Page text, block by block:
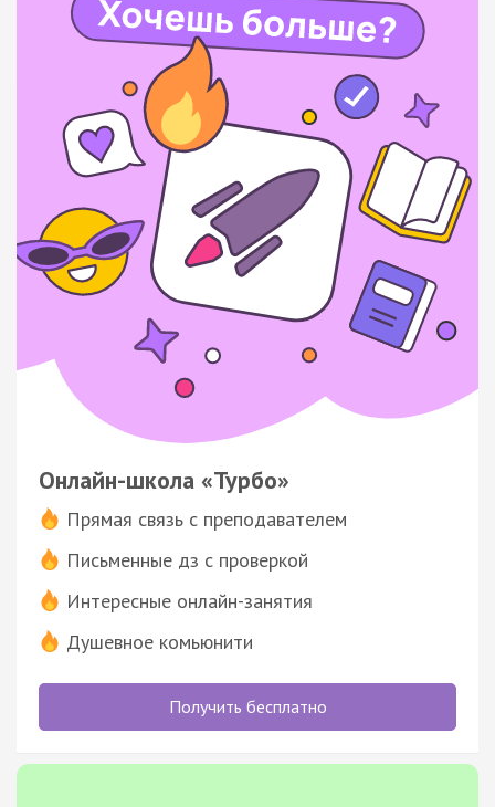
Онлайн-школа «Турбо»
Прямая связь с преподавателем
Письменные дз с проверкой
Интересные онлайн-занятия
Душевное комьюнити
Получить бесплатно